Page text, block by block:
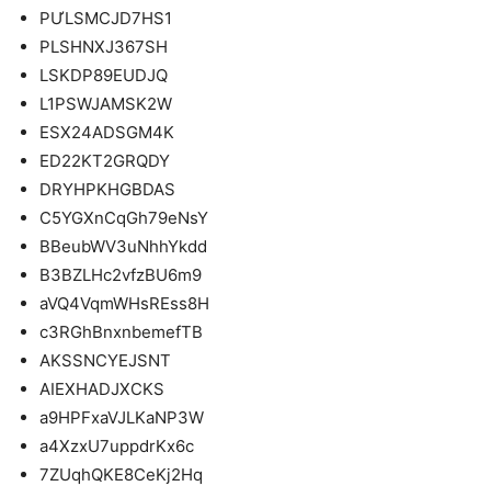
PƯLSMCJD7HS1
PLSHNXJ367SH
LSKDP89EUDJQ
L1PSWJAMSK2W
ESX24ADSGM4K
ED22KT2GRQDY
DRYHPKHGBDAS
C5YGXnCqGh79eNsY
BBeubWV3uNhhYkdd
B3BZLHc2vfzBU6m9
aVQ4VqmWHsREss8H
c3RGhBnxnbemefTB
AKSSNCYEJSNT
AIEXHADJXCKS
a9HPFxaVJLKaNP3W
a4XzxU7uppdrKx6c
7ZUqhQKE8CeKj2Hq